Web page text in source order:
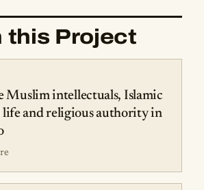
this Project
Muslim intellectuals, Islamic
life and religious authority in